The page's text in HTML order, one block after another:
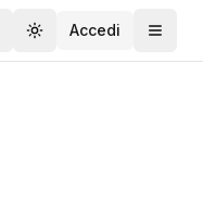
Toggle theme
Accedi